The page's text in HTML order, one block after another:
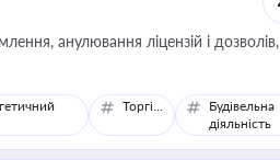
анулювання ліцензій і дозволів,
Торгівля
Будівельна
діяльність